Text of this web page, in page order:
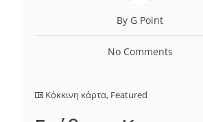
By G Point
No Comments
Κόκκινη κάρτα, Featured